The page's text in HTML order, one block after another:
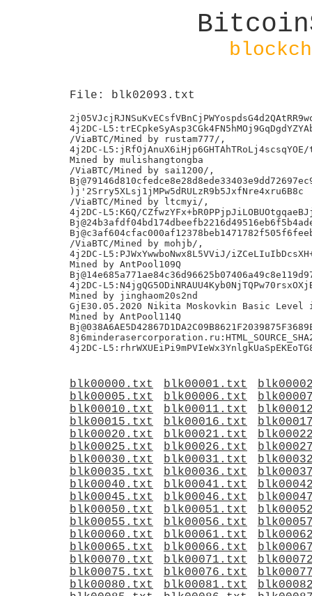
File: blk02093.txt
4j2DC-
/ViaBTC/Mined by rustam777/,
4j2DC-
Mined by mulishangtongba
/ViaBTC/Mined by sai1200/,
)j'2Srry5XLsj1jMPw5dRULzR9b5JxfNre4xru6B8c
/ViaBTC/Mined by ltcmyi/,
4j2DC-L5:K6Q/
/ViaBTC/Mined by mohjb/,
4j2DC-L5:PJWxYwwboNwx8L5VViJ/
Mined by AntPool109Q
4j2DC-
Mined by jinghaom20s2nd
GjE30.05.2020 Nikita Moskovkin Basic
Mined by AntPool114Q
blk00000.txt blk00001.txt
blk00005.txt
blk00006.txt
blk00010.txt
blk00011.txt
blk00015.txt
blk00016.txt
blk00020.txt
blk00021.txt
blk00025.txt
blk00026.txt
blk00030.txt
blk00031.txt
blk00035.txt
blk00036.txt
blk00040.txt
blk00041.txt
blk00045.txt
blk00046.txt
blk00050.txt
blk00051.txt
blk00055.txt
blk00056.txt
blk00060.txt
blk00061.txt
blk00065.txt
blk00066.txt
blk00070.txt
blk00071.txt
blk00075.txt
blk00076.txt
blk00080.txt
blk00081.txt